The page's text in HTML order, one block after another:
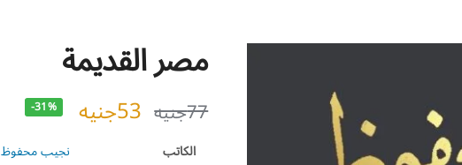
مصر القديمة
77جنيه 53جنيه -31%
الكاتب نجيب محفوظ